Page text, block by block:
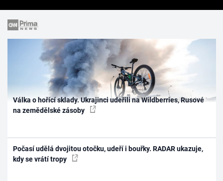
Válka o hořící sklady. Ukrajinci udeřili na Wildberries, Rusové
na zemědělské zásoby
Počasí udělá dvojitou otočku, udeří i bouřky. RADAR ukazuje,
kdy se vrátí tropy